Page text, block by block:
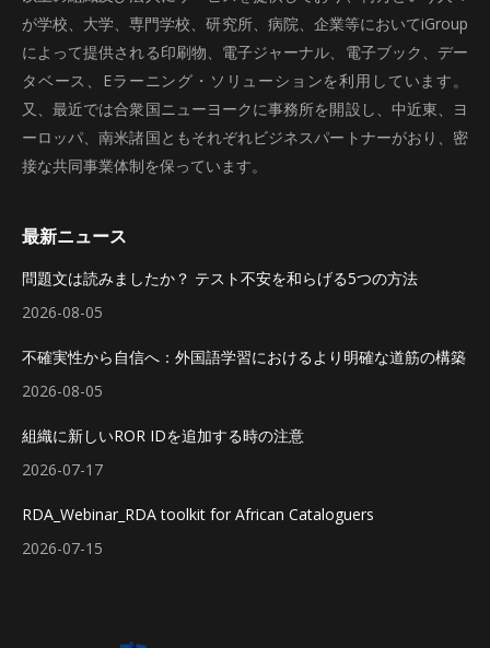
が学校、大学、専門学校、研究所、病院、企業等においてiGroup
によって提供される印刷物、電子ジャーナル、電子ブック、デー
タベース、Eラーニング・ソリューションを利用しています。
又、最近では合衆国ニューヨークに事務所を開設し、中近東、ヨ
ーロッパ、南米諸国ともそれぞれビジネスパートナーがおり、密
接な共同事業体制を保っています。
最新ニュース
問題文は読みましたか？ テスト不安を和らげる5つの方法
2026-08-05
不確実性から自信へ：外国語学習におけるより明確な道筋の構築
2026-08-05
組織に新しいROR IDを追加する時の注意
2026-07-17
RDA_Webinar_RDA toolkit for African Cataloguers
2026-07-15